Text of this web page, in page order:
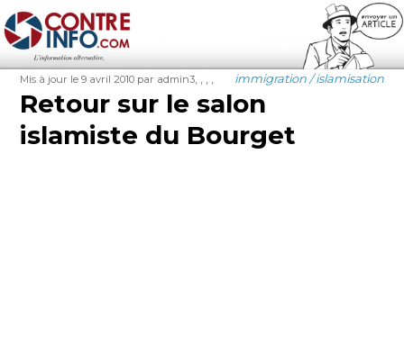
Contre-Info
Publié
le
Mis à jour le 9 avril 2010 Auteur
par admin3 Catégories
immigration / islamisation
Étiquettes
Retour sur le salon
islamiste du Bourget